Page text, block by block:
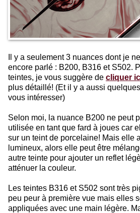
Il y a seulement 3 nuances dont je
encore parlé : B200, B316 et S502.
teintes, je vous suggère de cliquer
plus détaillé! (Et il y a aussi
vous intéresser)
Selon moi, la nuance B200 ne peut
utilisée en tant que fard à joues car
sur un teint de porcelaine! Mais elle
lumineux, alors elle peut être
autre teinte pour ajouter un reflet
atténuer la couleur.
Les teintes B316 et S502 sont très
peu peur à première vue mais elles
appliquées avec une main légère.